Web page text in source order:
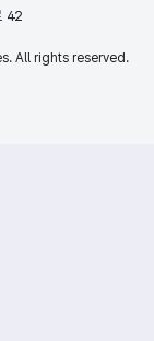
42
All rights reserved.